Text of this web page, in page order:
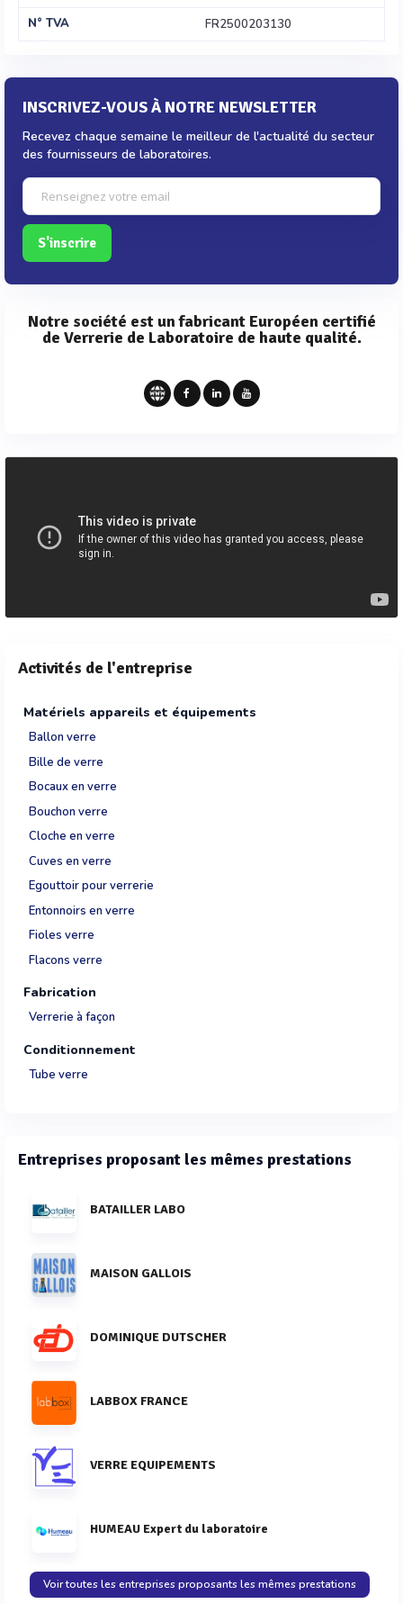
N° TVA
FR2500203130
INSCRIVEZ-VOUS À NOTRE NEWSLETTER
Recevez chaque semaine le meilleur de l'actualité du secteur
des fournisseurs de laboratoires.
S'inscrire
Notre société est un fabricant Européen certifié
de Verrerie de Laboratoire de haute qualité.
Activités de l'entreprise
Matériels appareils et équipements
Ballon verre
Bille de verre
Bocaux en verre
Bouchon verre
Cloche en verre
Cuves en verre
Egouttoir pour verrerie
Entonnoirs en verre
Fioles verre
Flacons verre
Fabrication
Verrerie à façon
Conditionnement
Tube verre
Entreprises proposant les mêmes prestations
BATAILLER LABO
MAISON GALLOIS
DOMINIQUE DUTSCHER
LABBOX FRANCE
VERRE EQUIPEMENTS
HUMEAU Expert du laboratoire
Voir toutes les entreprises proposants les mêmes prestations